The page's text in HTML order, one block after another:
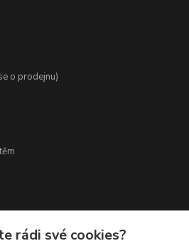
o prodejnu)
rádi své cookies?